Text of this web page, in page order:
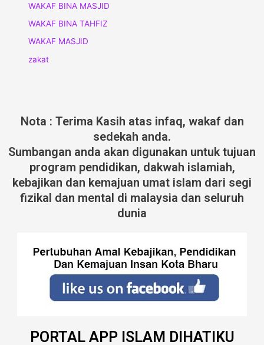
WAKAF BINA MASJID
WAKAF BINA TAHFIZ
WAKAF MASJID
zakat
Nota : Terima Kasih atas infaq, wakaf dan
sedekah anda.
Sumbangan anda akan digunakan untuk tujuan
program pendidikan, dakwah islamiah,
kebajikan dan kemajuan umat islam dari segi
fizikal dan mental di malaysia dan seluruh
dunia
PORTAL APP ISLAM DIHATIKU